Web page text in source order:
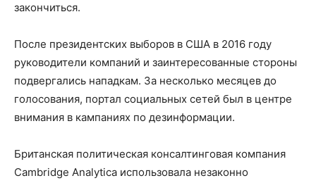
закончиться.
После президентских выборов в США в 2016 году
руководители компаний и заинтересованные стороны
подвергались нападкам. За несколько месяцев до
голосования, портал социальных сетей был в центре
внимания в кампаниях по дезинформации.
Британская политическая консалтинговая компания
Cambridge Analytica использовала незаконно